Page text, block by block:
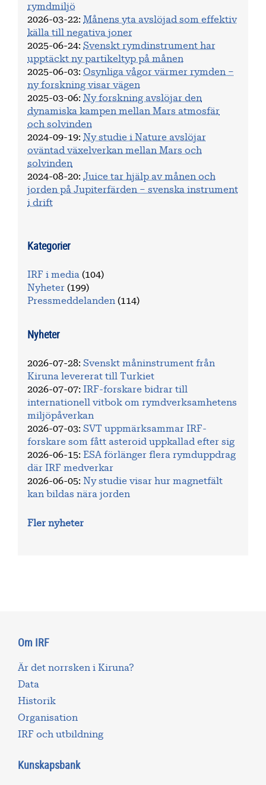
rymdmiljö
2026-03-22: Månens yta avslöjad som effektiv
källa till negativa joner
2025-06-24: Svenskt rymdinstrument har
upptäckt ny partikeltyp på månen
2025-06-03: Osynliga vågor värmer rymden –
ny forskning visar vägen
2025-03-06: Ny forskning avslöjar den
dynamiska kampen mellan Mars atmosfär
och solvinden
2024-09-19: Ny studie i Nature avslöjar
oväntad växelverkan mellan Mars och
solvinden
2024-08-20: Juice tar hjälp av månen och
jorden på Jupiterfärden – svenska instrument
i drift
Kategorier
IRF i media (104)
Nyheter (199)
Pressmeddelanden (114)
Nyheter
2026-07-28: Svenskt måninstrument från
Kiruna levererat till Turkiet
2026-07-07:
IRF-forskare bidrar till
internationell vitbok om rymdverksamhetens
miljöpåverkan
2026-07-03: SVT uppmärksammar IRF-
forskare som fått asteroid uppkallad efter sig
2026-06-15: ESA förlänger flera rymduppdrag
där IRF medverkar
2026-06-05: Ny studie visar hur magnetfält
kan bildas nära jorden
Fler nyheter
Om IRF
Är det norrsken i Kiruna?
Data
Historik
Organisation
IRF och utbildning
Kunskapsbank